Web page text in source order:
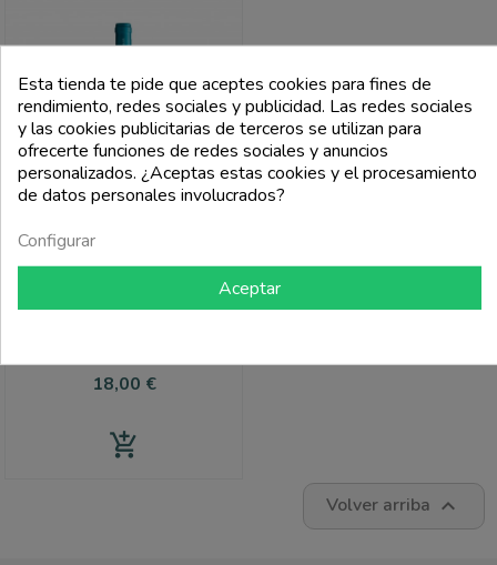
Precio
18,00 €
add_shopping_cart
Volver arriba 
Esta tienda te pide que aceptes cookies para fines de
rendimiento, redes sociales y publicidad. Las redes sociales
y las cookies publicitarias de terceros se utilizan para
ofrecerte funciones de redes sociales y anuncios
personalizados. ¿Aceptas estas cookies y el procesamiento
de datos personales involucrados?
Configurar
Aceptar